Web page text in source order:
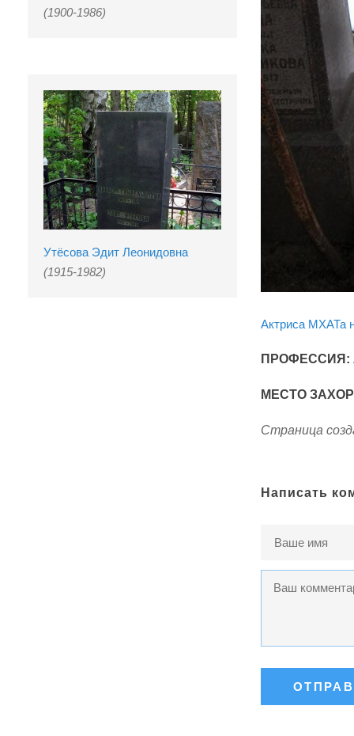
(1900-1986)
Утёсова Эдит Леонидовна
(1915-1982)
Актриса МХАТа
ПРОФЕССИЯ:
МЕСТО
Страница
Написать